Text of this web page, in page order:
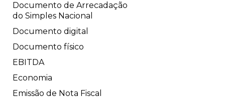
Documento de Arrecadação
do Simples Nacional
Documento digital
Documento físico
EBITDA
Economia
Emissão de Nota Fiscal